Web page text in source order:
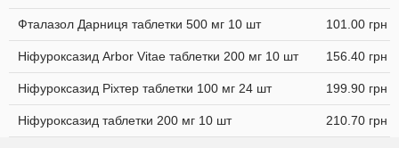
Фталазол Дарниця таблетки 500 мг 10 шт 101.00 грн
Ніфуроксазид Arbor Vitae таблетки 200 мг 10 шт 156.40 грн
Ніфуроксазид Ріхтер таблетки 100 мг 24 шт 199.90 грн
Ніфуроксазид таблетки 200 мг 10 шт 210.70 грн